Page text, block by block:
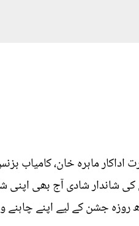
اداکار ماہرہ خان،
کی شاندار شادی آج بھی